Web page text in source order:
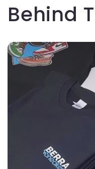
Behind